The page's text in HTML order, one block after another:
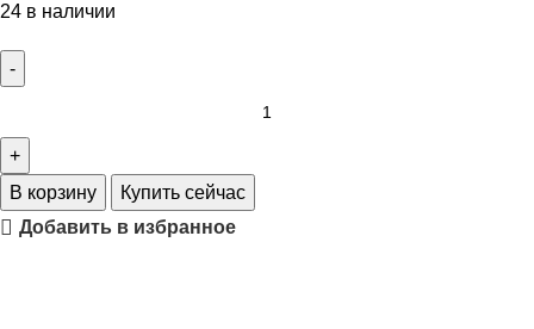
24 в наличии
В корзину
Купить сейчас
Добавить в избранное